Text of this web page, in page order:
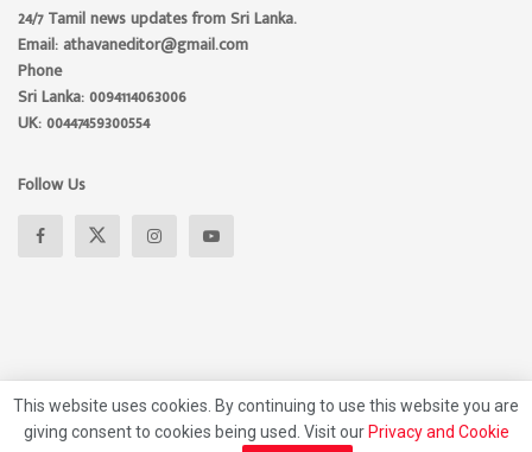
24/7 Tamil news updates from Sri Lanka.
Email: athavaneditor@gmail.com
Phone
Sri Lanka: 0094114063006
UK: 00447459300554
Follow Us
About Privacy Policy Contact Us
This website uses cookies. By continuing to use this website you are
giving consent to cookies being used. Visit our Privacy and Cookie